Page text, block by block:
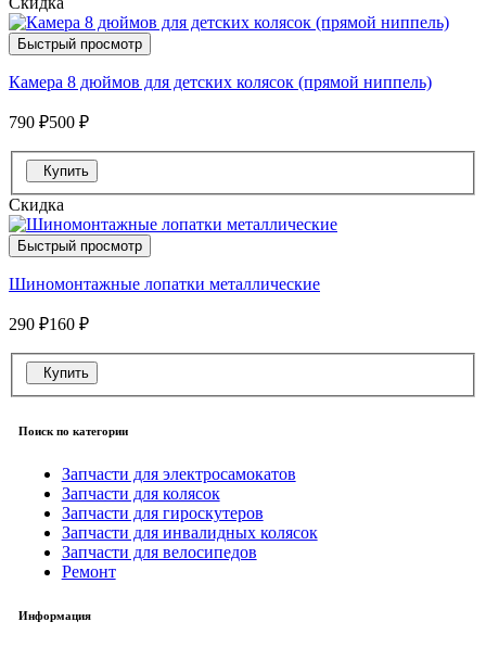
Быстрый просмотр
Камера 8 дюймов для детских колясок (прямой ниппель)
790 ₽500 ₽
Купить
Скидка
Быстрый просмотр
Шиномонтажные лопатки металлические
290 ₽160 ₽
Купить
Поиск по категории
Запчасти для электросамокатов
Запчасти для колясок
Запчасти для гироскутеров
Запчасти для инвалидных колясок
Запчасти для велосипедов
Ремонт
Информация